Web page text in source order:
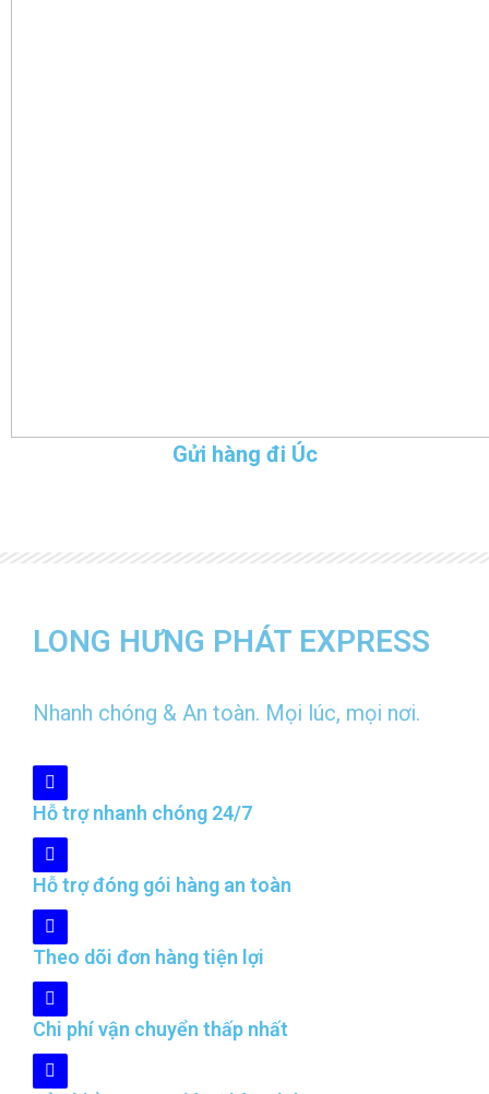
Gửi hàng đi Úc
LONG HƯNG PHÁT EXPRESS
Nhanh chóng & An toàn. Mọi lúc, mọi nơi.
Hỗ trợ nhanh chóng 24/7
Hỗ trợ đóng gói hàng an toàn
Theo dõi đơn hàng tiện lợi
Chi phí vận chuyển thấp nhất